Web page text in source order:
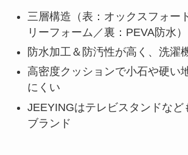
三層構造（表：オックスフォー
リーフォーム／裏：PEVA防水）
防水加工＆防汚性が高く、洗濯
高密度クッションで小石や硬い
にくい
JEEYINGはテレビスタンドなど
ブランド